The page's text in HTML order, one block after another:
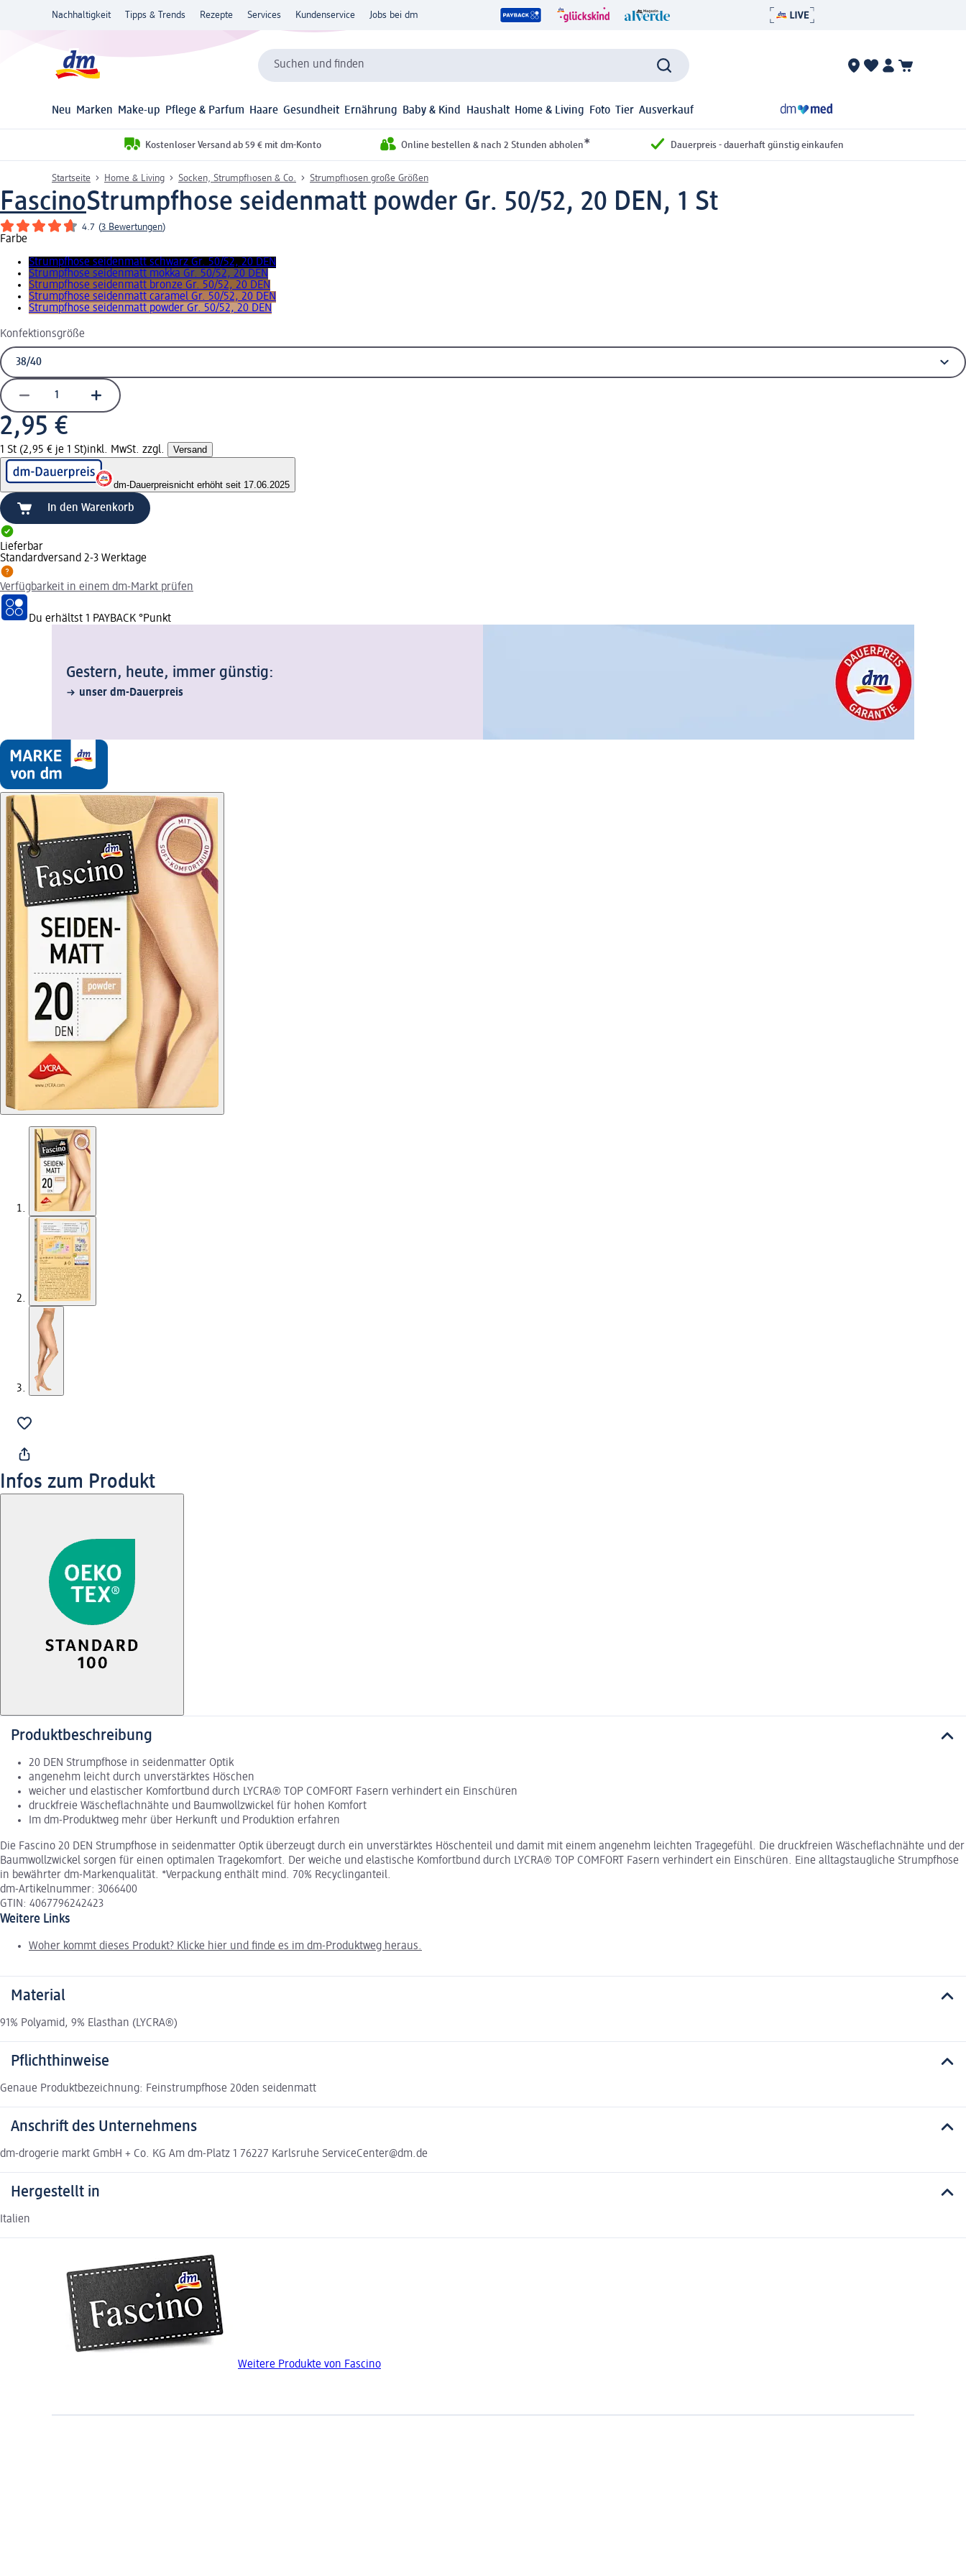
Nachhaltigkeit Tipps & Trends Rezepte Services Kundenservice Jobs bei dm
Suchen und finden
Neu Marken Make-up Pflege & Parfum Haare Gesundheit Ernährung Baby & Kind Haushalt Home & Living Foto Tier Ausverkauf
Kostenloser Versand ab 59 € mit dm-Konto Online bestellen & nach 2 Stunden abholen* Dauerpreis - dauerhaft günstig einkaufen
Startseite Home & Living Socken, Strumpfhosen & Co. Strumpfhosen große Größen
FascinoStrumpfhose seidenmatt powder Gr. 50/52, 20 DEN, 1 St
4.7 (3 Bewertungen)
Farbe
Strumpfhose seidenmatt schwarz Gr. 50/52, 20 DEN
Strumpfhose seidenmatt mokka Gr. 50/52, 20 DEN
Strumpfhose seidenmatt bronze Gr. 50/52, 20 DEN
Strumpfhose seidenmatt caramel Gr. 50/52, 20 DEN
Strumpfhose seidenmatt powder Gr. 50/52, 20 DEN
Konfektionsgröße
2,95 €
1 St (2,95 € je 1 St)inkl. MwSt. zzgl. Versand
dm-Dauerpreisnicht erhöht seit 17.06.2025
In den Warenkorb
Lieferbar
Standardversand 2-3 Werktage
Verfügbarkeit in einem dm-Markt prüfen
Du erhältst 1 PAYBACK °Punkt
Gestern, heute, immer günstig:
unser dm-Dauerpreis
Infos zum Produkt
Produktbeschreibung
20 DEN Strumpfhose in seidenmatter Optik
angenehm leicht durch unverstärktes Höschen
weicher und elastischer Komfortbund durch LYCRA® TOP COMFORT Fasern verhindert ein Einschüren
druckfreie Wäscheflachnähte und Baumwollzwickel für hohen Komfort
Im dm-Produktweg mehr über Herkunft und Produktion erfahren
Die Fascino 20 DEN Strumpfhose in seidenmatter Optik überzeugt durch ein unverstärktes Höschenteil und damit mit einem angenehm leichten Tragegefühl. Die druckfreien Wäscheflachnähte und der
Baumwollzwickel sorgen für einen optimalen Tragekomfort. Der weiche und elastische Komfortbund durch LYCRA® TOP COMFORT Fasern verhindert ein Einschüren. Eine alltagstaugliche Strumpfhose
in bewährter dm-Markenqualität. *Verpackung enthält mind. 70% Recyclinganteil.
dm-Artikelnummer: 3066400
GTIN: 4067796242423
Weitere Links
Woher kommt dieses Produkt? Klicke hier und finde es im dm-Produktweg heraus.
Material
91% Polyamid, 9% Elasthan (LYCRA®)
Pflichthinweise
Genaue Produktbezeichnung: Feinstrumpfhose 20den seidenmatt
Anschrift des Unternehmens
dm-drogerie markt GmbH + Co. KG Am dm-Platz 1 76227 Karlsruhe ServiceCenter@dm.de
Hergestellt in
Italien
Weitere Produkte von Fascino